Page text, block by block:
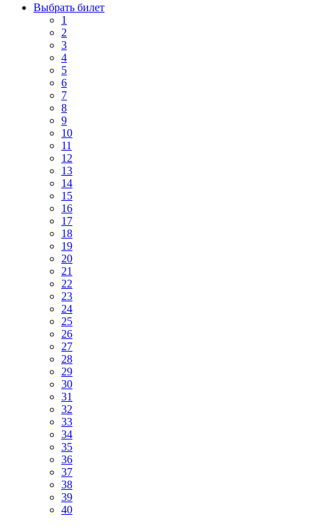
Выбрать билет
1
2
3
4
5
6
7
8
9
10
11
12
13
14
15
16
17
18
19
20
21
22
23
24
25
26
27
28
29
30
31
32
33
34
35
36
37
38
39
40